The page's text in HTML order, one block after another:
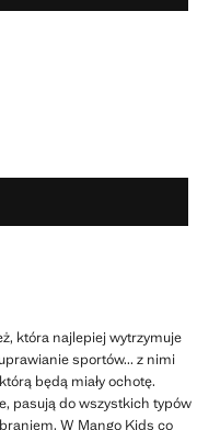
która najlepiej wytrzymuje
sportów... z nimi
będą miały ochotę.
pasują do wszystkich typów
W Mango Kids co